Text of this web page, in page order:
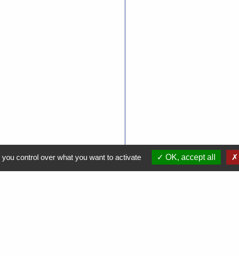
control over what you want to activate OK, accept all